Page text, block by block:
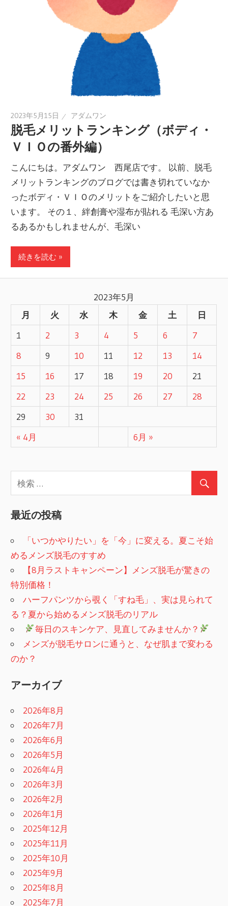
2023年5月15日 アダムワン
脱毛メリットランキング（ボディ・
ＶＩＯの番外編）
こんにちは。アダムワン 西尾店です。 以前、脱毛
メリットランキングのブログでは書き切れていなか
ったボディ・ＶＩＯのメリットをご紹介したいと思
います。 その１、絆創膏や湿布が貼れる 毛深い方あ
るあるかもしれませんが、毛深い
続きを読む »
2023年5月
月
火 水 木 金 土 日
« 4月 6月 »
1 2 3 4 5 6
7
8
9 10 11 12 13
14
15
16 17 18 19 20
21
22
23 24 25 26 27
28
29
30 31
最近の投稿
「いつかやりたい」を「今」に変える。夏こそ始
めるメンズ脱毛のすすめ
【8月ラストキャンペーン】メンズ脱毛が驚きの
特別価格！
ハーフパンツから覗く「すね毛」、実は見られて
る？夏から始めるメンズ脱毛のリアル
毎日のスキンケア、見直してみませんか？
メンズが脱毛サロンに通うと、なぜ肌まで変わる
のか？
アーカイブ
2026年8月
2026年7月
2026年6月
2026年5月
2026年4月
2026年3月
2026年2月
2026年1月
2025年12月
2025年11月
2025年10月
2025年9月
2025年8月
2025年7月